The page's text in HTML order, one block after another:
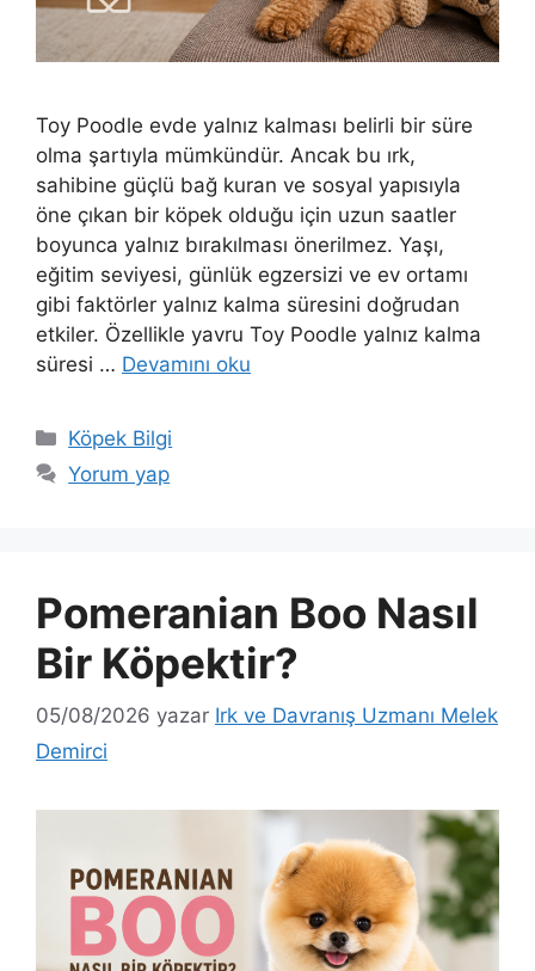
Toy Poodle evde yalnız kalması belirli bir süre
olma şartıyla mümkündür. Ancak bu ırk,
sahibine güçlü bağ kuran ve sosyal yapısıyla
öne çıkan bir köpek olduğu için uzun saatler
boyunca yalnız bırakılması önerilmez. Yaşı,
eğitim seviyesi, günlük egzersizi ve ev ortamı
gibi faktörler yalnız kalma süresini doğrudan
etkiler. Özellikle yavru Toy Poodle yalnız kalma
süresi … Devamını oku
Kategoriler
Köpek Bilgi
Yorum yap
Pomeranian Boo Nasıl
Bir Köpektir?
05/08/2026 yazar Irk ve Davranış Uzmanı Melek
Demirci